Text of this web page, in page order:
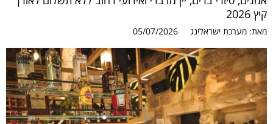
קיץ 2026
מאת: מערכת ישראלינג 05/07/2026